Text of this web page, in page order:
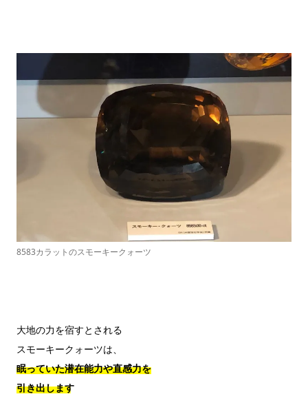
8583カラットのスモーキークォーツ
大地の力を宿すとされる
眠っていた潜在能力や直感力を
引き出します